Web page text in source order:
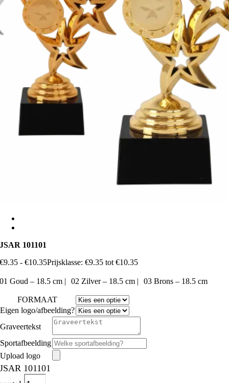
JSAR 101101
€9.35 - €10.35Prijsklasse: €9.35 tot €10.35
01 Goud – 18.5 cm | 02 Zilver – 18.5 cm | 03 Brons – 18.5 cm
FORMAAT
Eigen logo/afbeelding?
Graveertekst
Sportafbeelding
Upload logo
JSAR 101101